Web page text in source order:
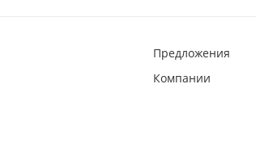
Предложения
Компании